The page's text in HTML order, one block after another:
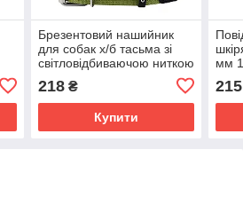
Брезентовий нашийник
для собак х/б тасьма зі
світловідбиваючою ниткою
ширина 45 мм Collar
218₴
Купити
мм
215